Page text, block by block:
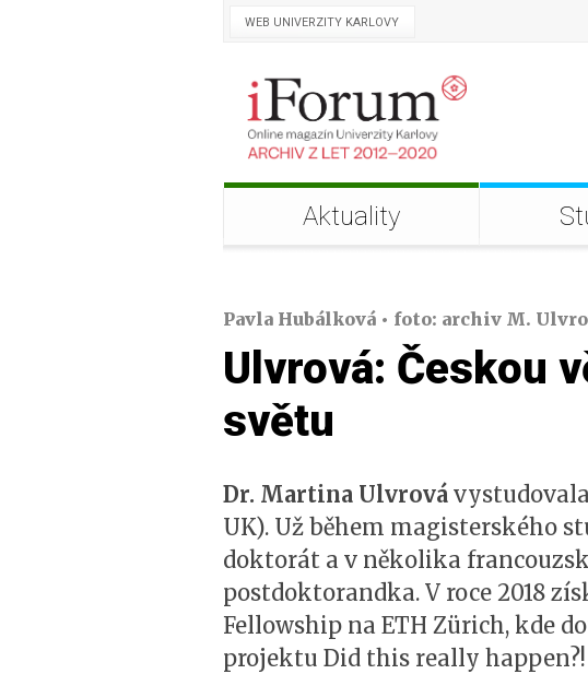
Aktuality
Pavla Hubálková • foto: archiv M.
Ulvrová: Českou
světu
Dr. Martina Ulvrová
UK). Už během magisterského
doktorát a v několika
postdoktorandka. V roce 2018
Fellowship na ETH Zürich, kde
projektu Did this really
WEB UNIVERZITY KARLOVY